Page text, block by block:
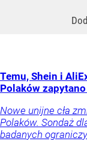
Temu, Shein i
Polaków
Nowe unijne cła
Polaków. Sondaż
badanych